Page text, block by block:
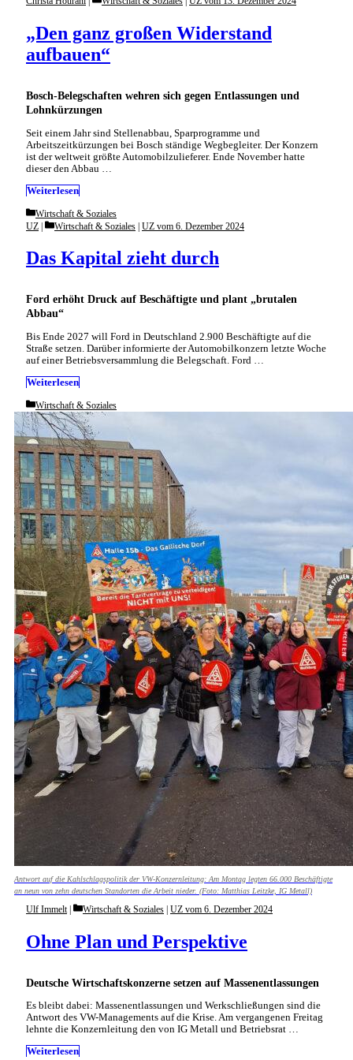
Bosch-Belegschaften wehren sich gegen Entlassungen und
Lohnkürzungen
„Den ganz großen Widerstand
aufbauen“
Seit einem Jahr sind Stellenabbau, Sparprogramme und
Arbeitszeitkürzungen bei Bosch ständige Wegbegleiter. Der Konzern
ist der weltweit größte Automobilzulieferer. Ende November hatte
dieser den Abbau …
Weiterlesen
Categories
Wirtschaft & Soziales
Ford erhöht Druck auf Beschäftigte und plant „brutalen
Abbau“
Das Kapital zieht durch
UZ Categories
Wirtschaft & Soziales | UZ vom 6. Dezember 2024
Bis Ende 2027 will Ford in Deutschland 2.900 Beschäftigte auf die
Straße setzen. Darüber informierte der Automobilkonzern letzte Woche
auf einer Betriebsversammlung die Belegschaft. Ford …
Weiterlesen
Categories
Wirtschaft & Soziales
Antwort auf die Kahlschlagspolitik der VW-Konzernleitung: Am Montag legten 66.000 Beschäftigte
an neun von zehn deutschen Standorten die Arbeit nieder. (Foto: Matthias Leitzke, IG Metall)
Deutsche Wirtschaftskonzerne setzen auf Massenentlassungen
Ohne Plan und Perspektive
Ulf Immelt Categories
Wirtschaft & Soziales | UZ vom 6. Dezember 2024
Es bleibt dabei: Massenentlassungen und Werkschließungen sind die
Antwort des VW-Managements auf die Krise. Am vergangenen Freitag
lehnte die Konzernleitung den von IG Metall und Betriebsrat …
Weiterlesen